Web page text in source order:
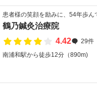
患者様の笑顔を励みに、54年歩ん
鶴乃鍼灸治療院
4.42
29件
南浦和駅から徒歩12分（890m)